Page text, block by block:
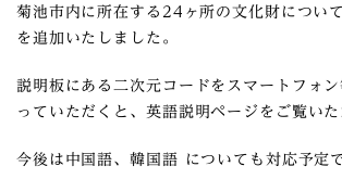
菊池市内に所在する24ヶ所の文化財につい
を追加いたしました。
説明板にある二次元コードをスマートフォ
っていただくと、英語説明ページをご覧いた
今後は中国語、韓国語 についても対応予定